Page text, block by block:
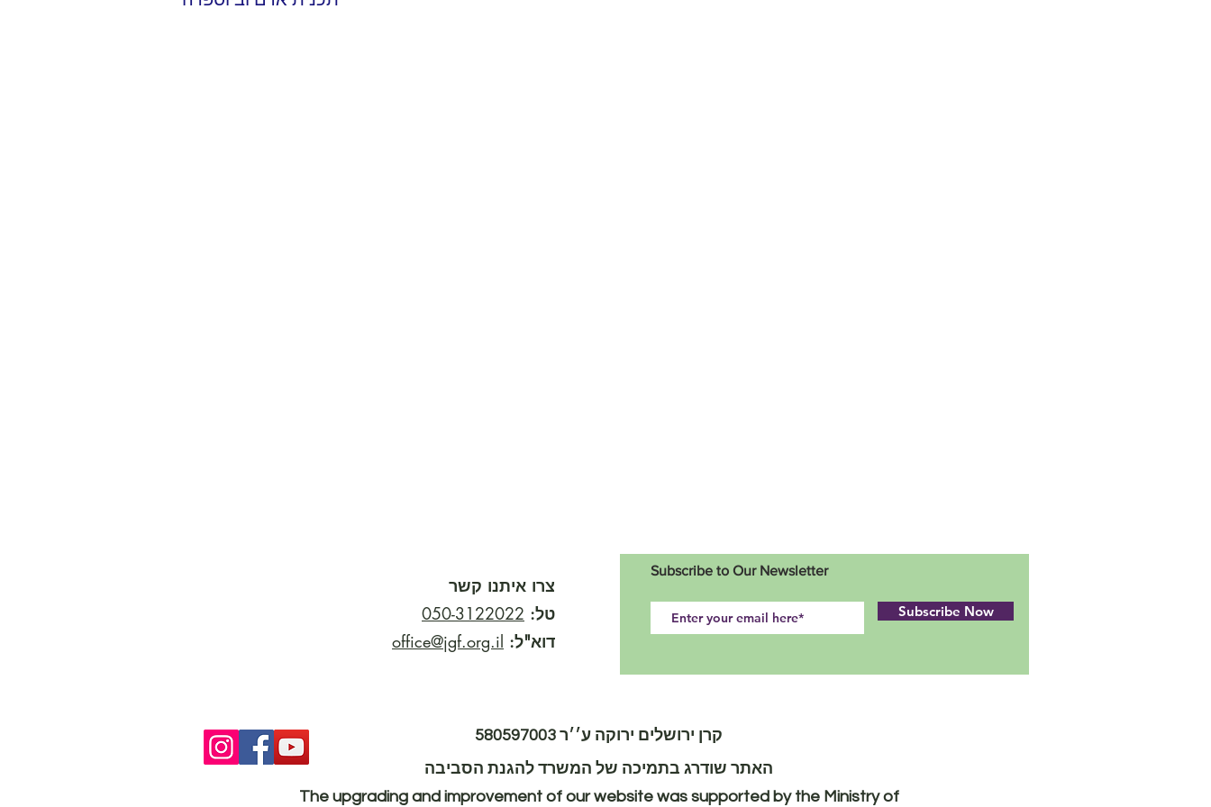
צרו איתנו קשר
טל: 050-3122022
דוא"ל: office@jgf.org.il
Subscribe to Our Newsletter
Subscribe Now
קרן ירושלים ירוקה ע׳׳ר 580597003
האתר שודרג בתמיכה של המשרד להגנת הסביבה
The upgrading and improvement of our website was supported by the Ministry of